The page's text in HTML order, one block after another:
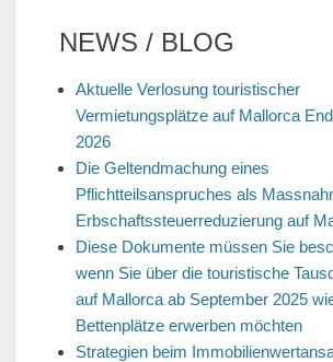
NEWS / BLOG
Aktuelle Verlosung touristischer
Vermietungsplätze auf Mallorca
2026
Die Geltendmachung eines
Pflichtteilsanspruches als
Erbschaftssteuerreduzierung auf
Diese Dokumente müssen Sie
wenn Sie über die touristische
auf Mallorca ab September 2025
Bettenplätze erwerben möchten
Strategien beim